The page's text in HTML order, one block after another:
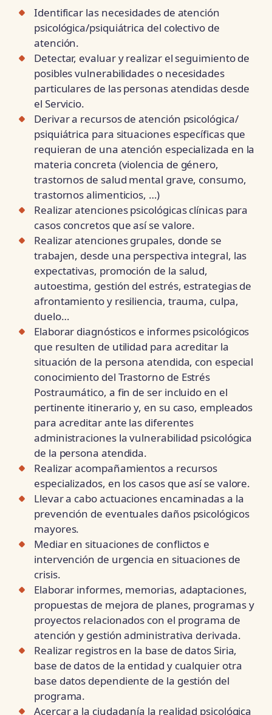
Identificar las necesidades de atención
psicológica/psiquiátrica del colectivo de
atención.
Detectar, evaluar y realizar el seguimiento de
posibles vulnerabilidades o necesidades
particulares de las personas atendidas desde
el Servicio.
Derivar a recursos de atención psicológica/
psiquiátrica para situaciones específicas que
requieran de una atención especializada en la
materia concreta (violencia de género,
trastornos de salud mental grave, consumo,
trastornos alimenticios, …)
Realizar atenciones psicológicas clínicas para
casos concretos que así se valore.
Realizar atenciones grupales, donde se
trabajen, desde una perspectiva integral, las
expectativas, promoción de la salud,
autoestima, gestión del estrés, estrategias de
afrontamiento y resiliencia, trauma, culpa,
duelo…
Elaborar diagnósticos e informes psicológicos
que resulten de utilidad para acreditar la
situación de la persona atendida, con especial
conocimiento del Trastorno de Estrés
Postraumático, a fin de ser incluido en el
pertinente itinerario y, en su caso, empleados
para acreditar ante las diferentes
administraciones la vulnerabilidad psicológica
de la persona atendida.
Realizar acompañamientos a recursos
especializados, en los casos que así se valore.
Llevar a cabo actuaciones encaminadas a la
prevención de eventuales daños psicológicos
mayores.
Mediar en situaciones de conflictos e
intervención de urgencia en situaciones de
crisis.
Elaborar informes, memorias, adaptaciones,
propuestas de mejora de planes, programas y
proyectos relacionados con el programa de
atención y gestión administrativa derivada.
Realizar registros en la base de datos Siria,
base de datos de la entidad y cualquier otra
base datos dependiente de la gestión del
programa.
Acercar a la ciudadanía la realidad psicológica